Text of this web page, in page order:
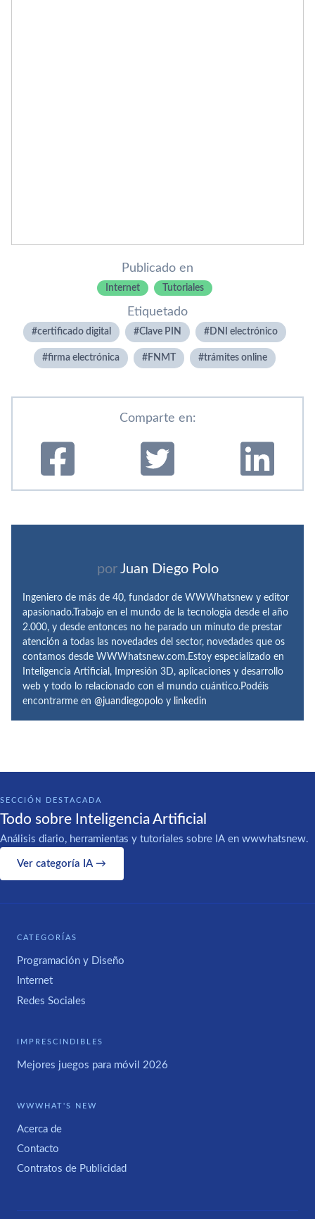
Publicado en
Internet Tutoriales
Etiquetado
certificado digital Clave PIN DNI electrónico
firma electrónica FNMT trámites online
Comparte en:
por Juan Diego Polo
Ingeniero de más de 40, fundador de WWWhatsnew y editor
apasionado.Trabajo en el mundo de la tecnología desde el año
2.000, y desde entonces no he parado un minuto de prestar
atención a todas las novedades del sector, novedades que os
contamos desde WWWhatsnew.com.Estoy especializado en
Inteligencia Artificial, Impresión 3D, aplicaciones y desarrollo
web y todo lo relacionado con el mundo cuántico.Podéis
encontrarme en @juandiegopolo y linkedin
SECCIÓN DESTACADA
Todo sobre Inteligencia Artificial
Análisis diario, herramientas y tutoriales sobre IA en wwwhatsnew.
Ver categoría IA →
CATEGORÍAS
Programación y Diseño
Internet
Redes Sociales
IMPRESCINDIBLES
Mejores juegos para móvil 2026
WWWHAT'S NEW
Acerca de
Contacto
Contratos de Publicidad